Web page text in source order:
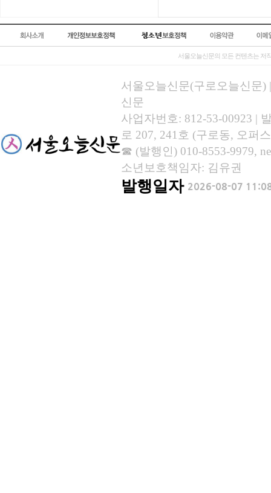
서울오늘신문의 모든 컨텐츠는 저
서울오늘신문(구로오늘신문)
신문
사업자번호: 812-53-00923 |
로 207, 241호 (구로동, 오퍼
☎ (발행인) 010-8553-9979,
소년보호책임자: 김유권
발행일자